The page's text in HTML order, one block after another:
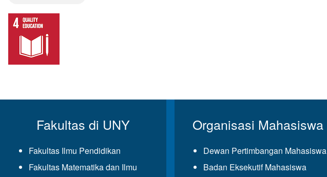
Fakultas di UNY
Fakultas Ilmu Pendidikan
Fakultas Matematika dan Ilmu
Organisasi Mahasiswa
Dewan Pertimbangan Mahasiswa
Badan Eksekutif Mahasiswa